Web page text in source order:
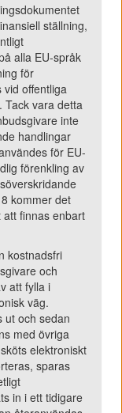
ställning,
alla EU-språk
för
offentliga
Tack vara detta
inte
handlingar
för EU-
förenkling av
kommer det
finnas enbart
kostnadsfri
och
att fylla i
väg.
ut och sedan
med övriga
elektroniskt
sparas
in i ett tidigare